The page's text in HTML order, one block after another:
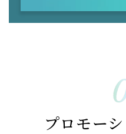
プロモー